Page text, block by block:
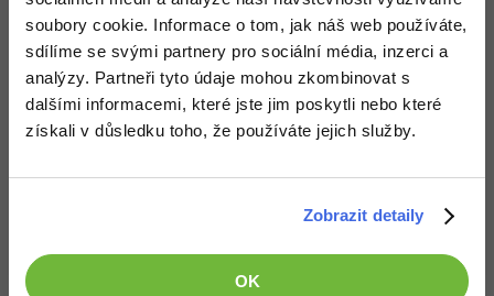
soubory cookie. Informace o tom, jak náš web používáte,
sdílíme se svými partnery pro sociální média, inzerci a
analýzy. Partneři tyto údaje mohou zkombinovat s
dalšími informacemi, které jste jim poskytli nebo které
získali v důsledku toho, že používáte jejich služby.
Zobrazit detaily
OK
Windows
Elektronický podpis
Fórum
R.
Odpovědět
"uchováva" len telo procedúry, pokým sa nepýtaš na jej výsledok a
Myslím, že je to takto, ale ako vravím, môžem sa mýliť.